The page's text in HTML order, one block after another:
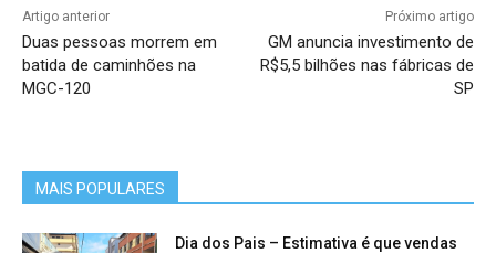
Artigo anterior
Duas pessoas morrem em
batida de caminhões na
MGC-120
Próximo artigo
GM anuncia investimento de
R$5,5 bilhões nas fábricas de
SP
MAIS POPULARES
Dia dos Pais – Estimativa é que vendas